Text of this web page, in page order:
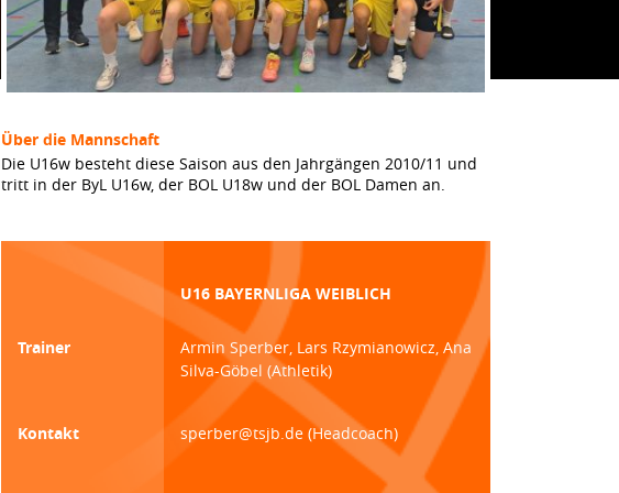
Über die Mannschaft
Die U16w besteht diese Saison aus den Jahrgängen 2010/11 und
tritt in der ByL U16w, der BOL U18w und der BOL Damen an.
U16 BAYERNLIGA WEIBLICH
Trainer
Armin Sperber, Lars Rzymianowicz, Ana
Silva-Göbel (Athletik)
Kontakt sperber@tsjb.de (Headcoach)